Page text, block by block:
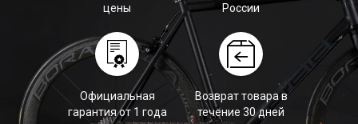
цены
России
Официальная
гарантия от 1 года
Возврат товара в
течение 30 дней